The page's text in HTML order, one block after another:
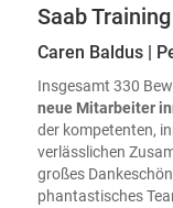
Saab
Caren Baldus |
Insgesamt 330
neue Mitarbeiter
der kompetenten,
verlässlichen
großes
phantastisches